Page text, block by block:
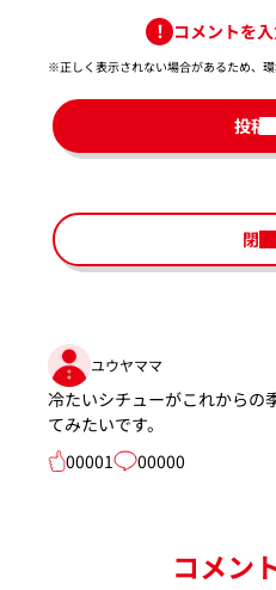
コメントを
※正しく表示されない場合があるため、
投稿
閉
ユウヤママ
冷たいシチューがこれからの
てみたいです。
00001
00000
コメン